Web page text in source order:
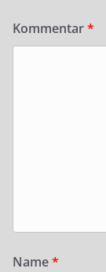
Kommentar*
Name*